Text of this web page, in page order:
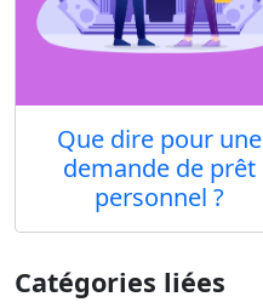
Que dire pour une
demande de prêt
personnel ?
Catégories liées